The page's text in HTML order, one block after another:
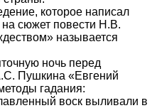
которое написал
сюжет повести Н.В.
называется
ночь перед
Пушкина «Евгений
гадания:
воск выливали в